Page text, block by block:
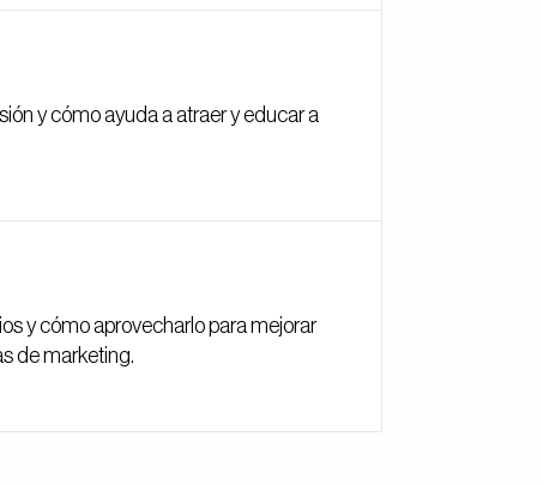
y cómo ayuda a atraer y educar a
y cómo aprovecharlo para mejorar
de marketing.